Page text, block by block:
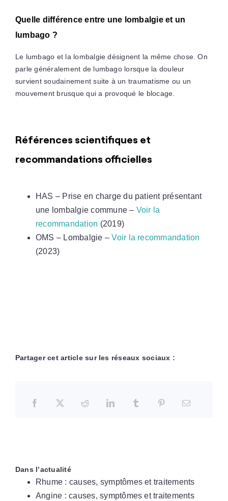
Quelle différence entre une lombalgie et un
lumbago ?
Le lumbago et la lombalgie désignent la même chose. On
parle généralement de lumbago lorsque la douleur
survient soudainement suite à un traumatisme ou un
mouvement brusque qui a provoqué le blocage.
Références scientifiques et
recommandations officielles
HAS – Prise en charge du patient présentant
une lombalgie commune – Voir la
recommandation (2019)
OMS – Lombalgie –Voir la recommandation
(2023)
Partager cet article sur les réseaux sociaux :
Dans l’actualité
Rhume : causes, symptômes et traitements
Angine : causes, symptômes et traitements